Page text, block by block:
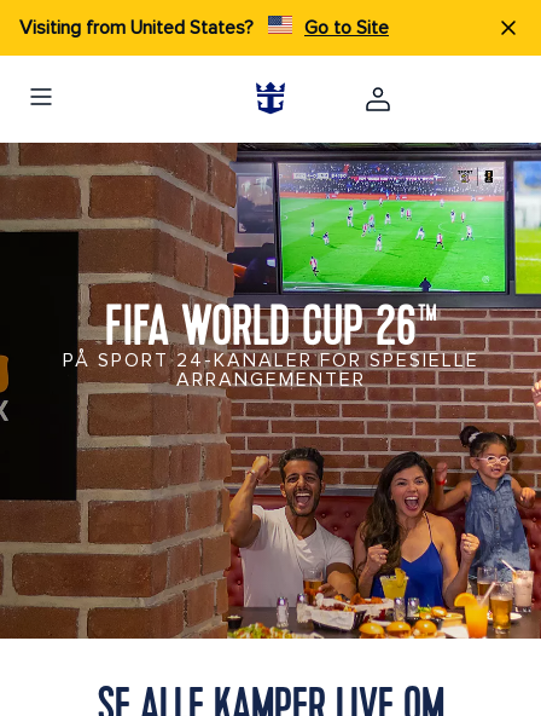
Visiting from United States? Go to Site
FIFA WORLD CUP 26™
PÅ SPORT 24-KANALER FOR SPESIELLE
ARRANGEMENTER